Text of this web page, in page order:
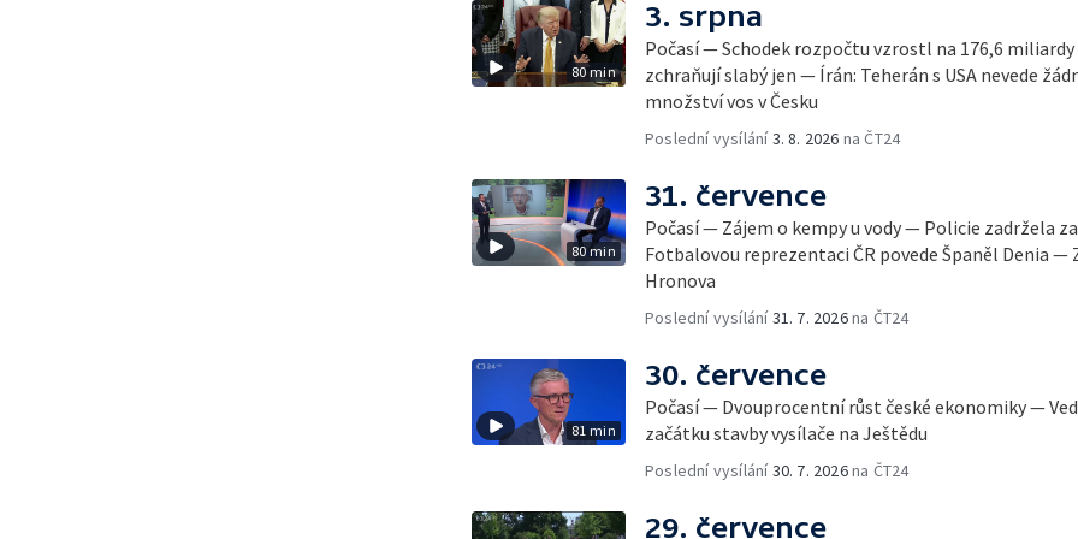
80 min
3. srpna
Počasí — Schodek rozpočtu vzrostl na 176,6
zchraňují slabý jen — Írán: Teherán s USA nevede
množství vos v Česku
Poslední vysílání3. 8. 2026 na ČT24
80 min
31. července
Počasí — Zájem o kempy u vody — Policie zadržela
Fotbalovou reprezentaci ČR povede Španěl Denia —
Hronova
Poslední vysílání31. 7. 2026na ČT24
81 min
30. července
Počasí — Dvouprocentní růst české ekonomiky —
začátku stavby vysílače na Ještědu
Poslední vysílání30. 7. 2026na ČT24
29. července